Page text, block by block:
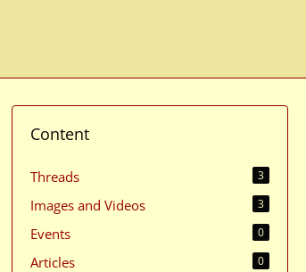
Content
Threads 3
Images and Videos 3
Events 0
Articles 0